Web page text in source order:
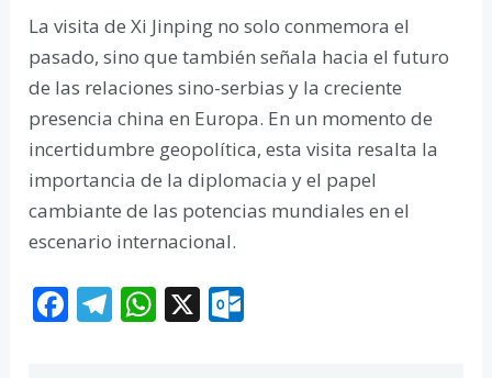
La visita de Xi Jinping no solo conmemora el
pasado, sino que también señala hacia el futuro
de las relaciones sino-serbias y la creciente
presencia china en Europa. En un momento de
incertidumbre geopolítica, esta visita resalta la
importancia de la diplomacia y el papel
cambiante de las potencias mundiales en el
escenario internacional.
F T W X